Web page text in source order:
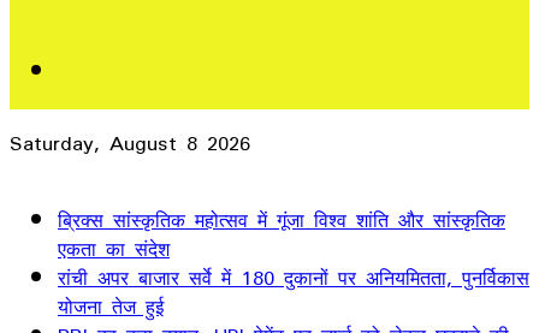
Saturday, August 8 2026
ब्रिक्स सांस्कृतिक महोत्सव में गूंजा विश्व शांति और सांस्कृतिक
एकता का संदेश
रांची अपर बाजार सर्वे में 180 दुकानों पर अनियमितता, पुनर्विकास
योजना तेज हुई